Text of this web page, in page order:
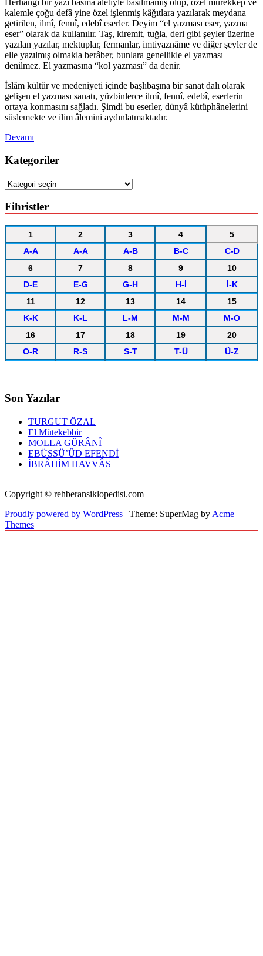
Herhangi bir yazı basma âletiyle basılmamış olup, özel mürekkep ve
kalemle çoğu defâ yine özel işlenmiş kâğıtlara yazılarak meydana
getirilen, ilmî, fennî, edebî eserler. Deyim “el yazması eser, yazma
eser” olarak da kullanılır. Taş, kiremit, tuğla, deri gibi şeyler üzerine
yazılan yazılar, mektuplar, fermanlar, imtiyaznâme ve diğer şeyler de
elle yazılmış olmakla berâber, bunlara genellikle el yazması
denilmez. El yazmasına “kol yazması” da denir.
İslâm kültür ve medeniyeti içinde başlıbaşına bir sanat dalı olarak
gelişen el yazması sanatı, yüzbinlerce ilmî, fennî, edebî, eserlerin
ortaya konmasını sağladı. Şimdi bu eserler, dünyâ kütüphânelerini
süslemekte ve ilim âlemini aydınlatmaktadır.
Devamı
Kategoriler
Kategoriler
Fihristler
1 2 3 4
5
A-A
A-A A-B B-C
C-D
6
7 8 9
10
D-E
E-G G-H H-İ
İ-K
11
12 13 14
15
K-K
K-L L-M M-M
M-O
16
17 18 19
20
O-R
R-S S-T T-Ü Ü-Z
Son Yazılar
TURGUT ÖZAL
El Mütekebbir
MOLLA GÜRÂNÎ
EBÜSSÜ’ÛD EFENDİ
İBRÂHİM HAVVÂS
Copyright © rehberansiklopedisi.com
Proudly powered by WordPress | Theme: SuperMag by Acme
Themes